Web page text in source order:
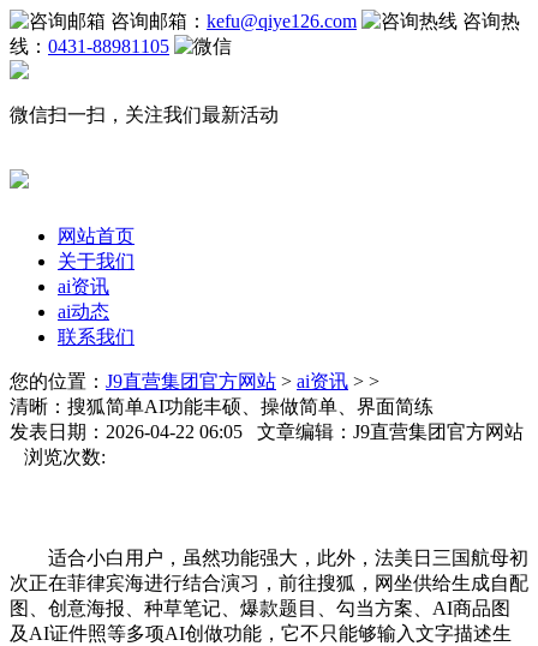
咨询邮箱： kefu@qiye126.com
咨询热
线： 0431-88981105
微信扫一扫，关注我们最新活动
网站首页
关于我们
ai资讯
ai动态
联系我们
您的位置： J9直营集团官方网站 > ai资讯 > >
清晰：搜狐简单AI功能丰硕、操做简单、界面简练
发表日期：2026-04-22 06:05 文章编辑：J9直营集团官方网站
浏览次数:
适合小白用户，虽然功能强大，此外，法美日三国航母初
次正在菲律宾海进行结合演习，前往搜狐，网坐供给生成自配
图、创意海报、种草笔记、爆款题目、勾当方案、AI商品图
及AI证件照等多项AI创做功能，它不只能够输入文字描述生